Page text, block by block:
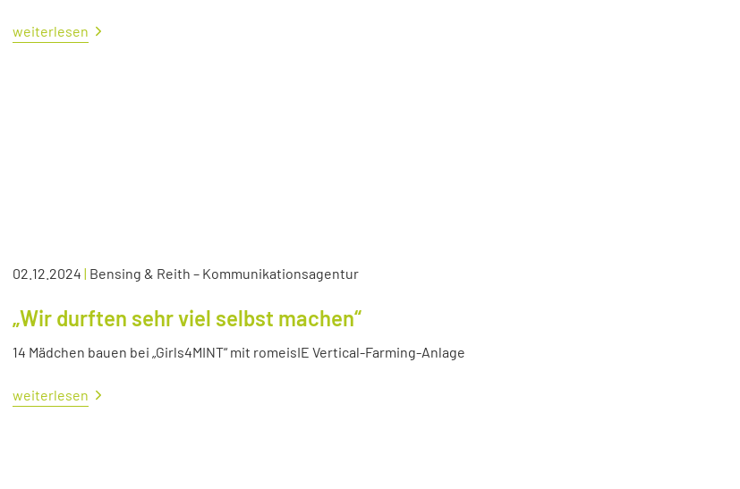
weiterlesen
02.12.2024 | Bensing & Reith – Kommunikationsagentur
„Wir durften sehr viel selbst machen“
14 Mädchen bauen bei „Girls4MINT“ mit romeisIE Vertical-Farming-Anlage
weiterlesen